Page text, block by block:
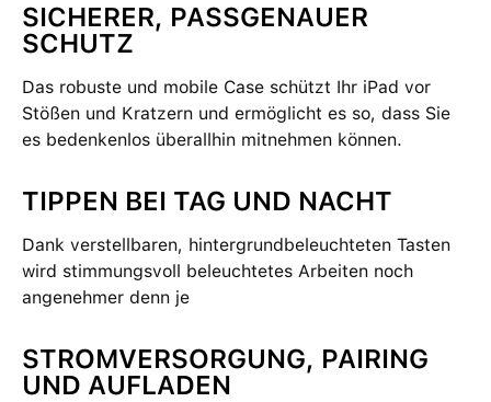
SICHERER, PASSGENAUER
SCHUTZ
Das robuste und mobile Case schützt Ihr iPad vor
Stößen und Kratzern und ermöglicht es so, dass Sie
es bedenkenlos überallhin mitnehmen können.
TIPPEN BEI TAG UND NACHT
Dank verstellbaren, hintergrundbeleuchteten Tasten
wird stimmungsvoll beleuchtetes Arbeiten noch
angenehmer denn je
STROMVERSORGUNG, PAIRING
UND AUFLADEN